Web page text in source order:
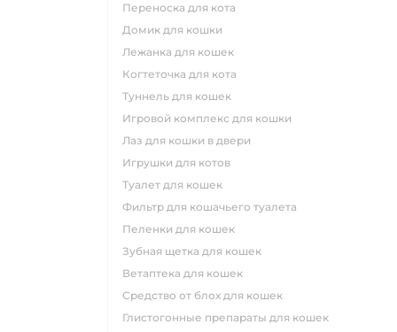
переноска для кота
домик для кошки
лежанка для кошек
когтеточка для кота
туннель для кошек
игровой комплекс для кошки
лаз для кошки в двери
игрушки для котов
туалет для кошек
фильтр для кошачьего туалета
пеленки для кошек
зубная щетка для кошек
ветаптека для кошек
средство от блох для кошек
глистогонные препараты для кошек